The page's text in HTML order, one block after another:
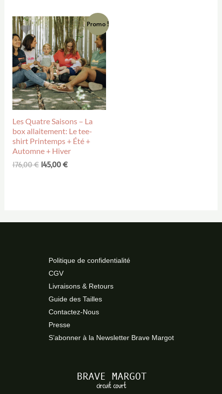
Promo !
Les Quatre Saisons – La
box allaitement: Le tee-
shirt Printemps + Été +
Automne + Hiver
176,00€ 145,00 €
Politique de confidentialité
CGV
Livraisons & Retours
Guide des Tailles
Contactez-Nous
Presse
S’abonner à la Newsletter Brave Margot